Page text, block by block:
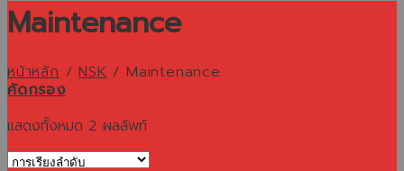
Maintenance
หน้าหลัก / NSK / Maintenance
คัดกรอง
แสดงทั้งหมด 2 ผลลัพท์